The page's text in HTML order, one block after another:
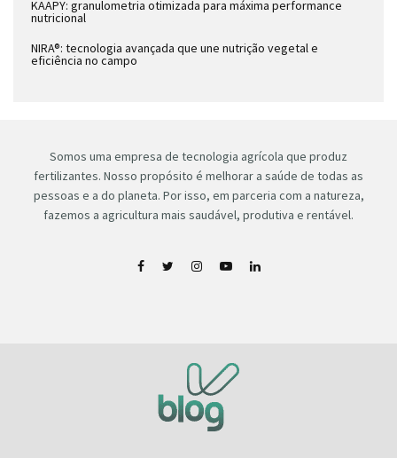
KAAPY: granulometria otimizada para máxima performance
nutricional
NIRA®: tecnologia avançada que une nutrição vegetal e
eficiência no campo
Somos uma empresa de tecnologia agrícola que produz
fertilizantes. Nosso propósito é melhorar a saúde de todas as
pessoas e a do planeta. Por isso, em parceria com a natureza,
fazemos a agricultura mais saudável, produtiva e rentável.